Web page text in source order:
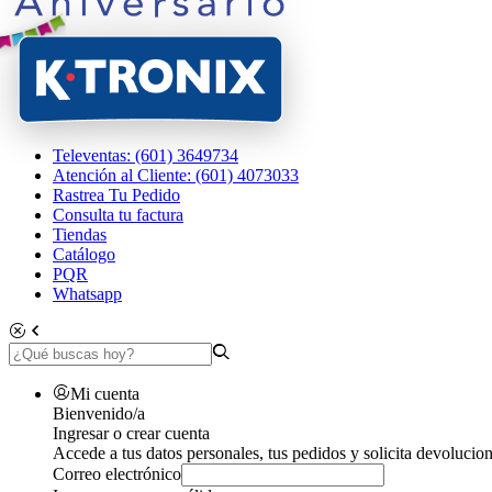
Televentas: (601) 3649734
Atención al Cliente: (601) 4073033
Rastrea Tu Pedido
Consulta tu factura
Tiendas
Catálogo
PQR
Whatsapp
Mi cuenta
Bienvenido/a
Ingresar o crear cuenta
Accede a tus datos personales, tus pedidos y solicita
Correo electrónico